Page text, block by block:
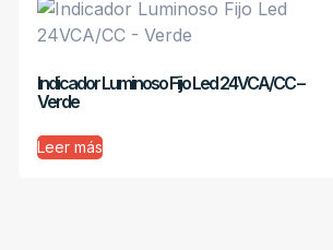
Indicador Luminoso Fijo Led 24VCA/CC –
Verde
Leer más